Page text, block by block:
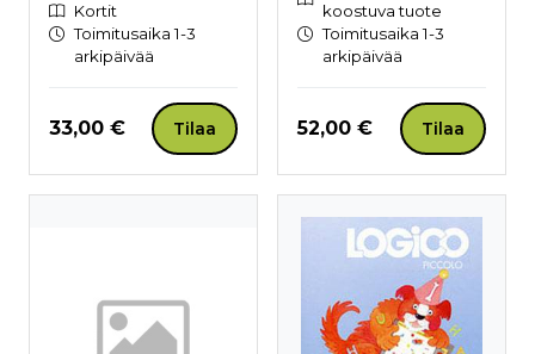
Kortit
Toimitusaika 1-3
arkipäivää
Hinta nyt
33,00 € Tilaa
koostuva tuote
Toimitusaika 1-3
arkipäivää
Hinta nyt
52,00 € Tilaa